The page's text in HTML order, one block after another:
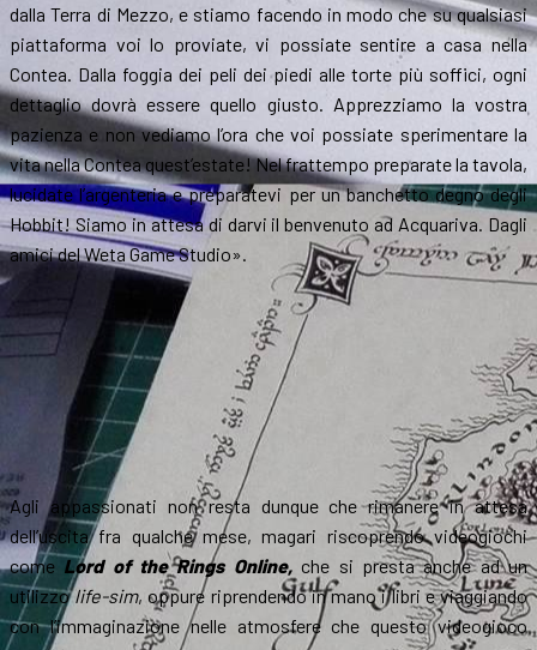
dalla Terra di Mezzo, e stiamo facendo in modo che su qualsiasi
piattaforma voi lo proviate, vi possiate sentire a casa nella
Contea. Dalla foggia dei peli dei piedi alle torte più soffici, ogni
dettaglio dovrà essere quello giusto. Apprezziamo la vostra
pazienza e non vediamo l’ora che voi possiate sperimentare la
vita nella Contea quest’estate! Nel frattempo preparate la tavola,
lucidate l’argenteria e preparatevi per un banchetto degno degli
Hobbit! Siamo in attesa di darvi il benvenuto ad Acquariva. Dagli
amici del Weta Game Studio».
Agli appassionati non resta dunque che rimanere in attesa
dell’uscita fra qualche mese, magari riscoprendo videogiochi
come Lord of the Rings Online,che si presta anche ad un
utilizzolife-sim, oppure riprendendo in mano i libri e viaggiando
con l’immaginazione nelle atmosfere che questo videogioco